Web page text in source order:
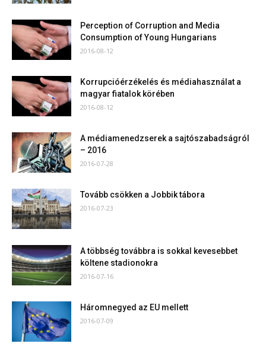
Perception of Corruption and Media
Consumption of Young Hungarians
2016-08-12
Korrupcióérzékelés és médiahasználat a
magyar fiatalok körében
2016-08-12
A médiamenedzserek a sajtószabadságról
– 2016
2016-07-28
Tovább csökken a Jobbik tábora
2016-07-23
A többség továbbra is sokkal kevesebbet
költene stadionokra
2016-07-16
Háromnegyed az EU mellett
2016-07-09